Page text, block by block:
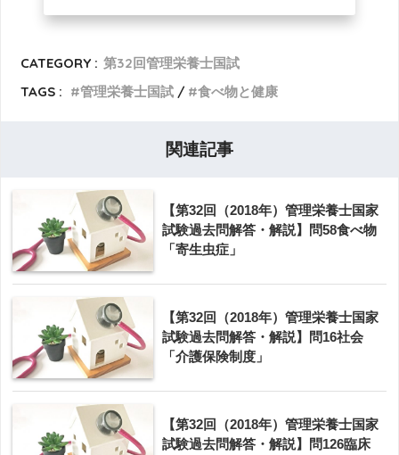
CATEGORY : 第32回管理栄養士国試
TAGS :
管理栄養士国試 食べ物と健康
関連記事
【第32回（2018年）管理栄養士国家
試験過去問解答・解説】問58食べ物
「寄生虫症」
【第32回（2018年）管理栄養士国家
試験過去問解答・解説】問16社会
「介護保険制度」
【第32回（2018年）管理栄養士国家
試験過去問解答・解説】問126臨床